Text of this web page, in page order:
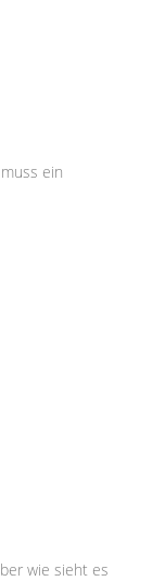
ein
wie sieht es